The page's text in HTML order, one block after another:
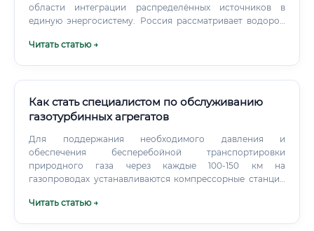
области интеграции распределённых источников в
единую энергосистему. Россия рассматривает водород
Специалисты по электроэнергетике, освоившие смежные
Читать статью →
Как стать специалистом по обслуживанию
газотурбинных агрегатов
Для поддержания необходимого давления и
обеспечения бесперебойной транспортировки
природного газа через каждые 100-150 км на
газопроводах устанавливаются компрессорные станции
газоперекачивающий агрегат (ГПА), в основе которого,
Читать статью →